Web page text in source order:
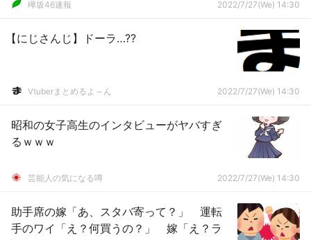
欅坂46速報 2022/7/27(We) 14:30
【にじさんじ】ドーラ…??
Vtuberまとめるよ～ん 2022/7/27(We) 14:30
昭和の女子高生のインタビューがヤバすぎ
るｗｗｗ
芸能人の気になる噂 2022/7/27(We) 14:30
助手席の嫁「あ、スタバ寄って？」 運転
手のワイ「え？何買うの？」 嫁「え？ラ